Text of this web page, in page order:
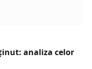
analiza celor